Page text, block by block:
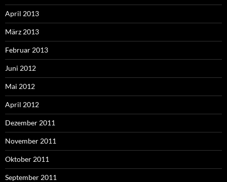
April 2013
März 2013
Februar 2013
Juni 2012
Mai 2012
April 2012
Dezember 2011
November 2011
Oktober 2011
September 2011